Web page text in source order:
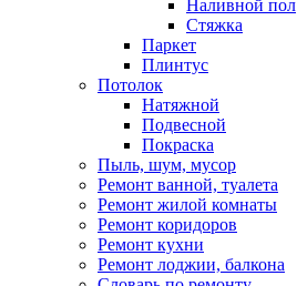
Наливной пол
Стяжка
Паркет
Плинтус
Потолок
Натяжной
Подвесной
Покраска
Пыль, шум, мусор
Ремонт ванной, туалета
Ремонт жилой комнаты
Ремонт коридоров
Ремонт кухни
Ремонт лоджии, балкона